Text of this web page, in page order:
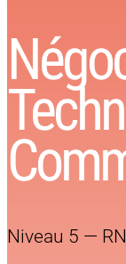
Niveau 5 —